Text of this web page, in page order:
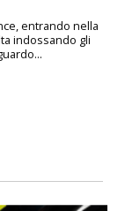
entrando nella
indossando gli